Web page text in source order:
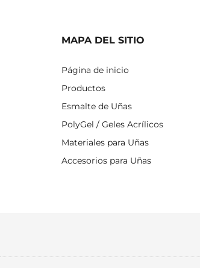
MAPA DEL SITIO
Página de inicio
Productos
Esmalte de Uñas
PolyGel / Geles Acrílicos
Materiales para Uñas
Accesorios para Uñas